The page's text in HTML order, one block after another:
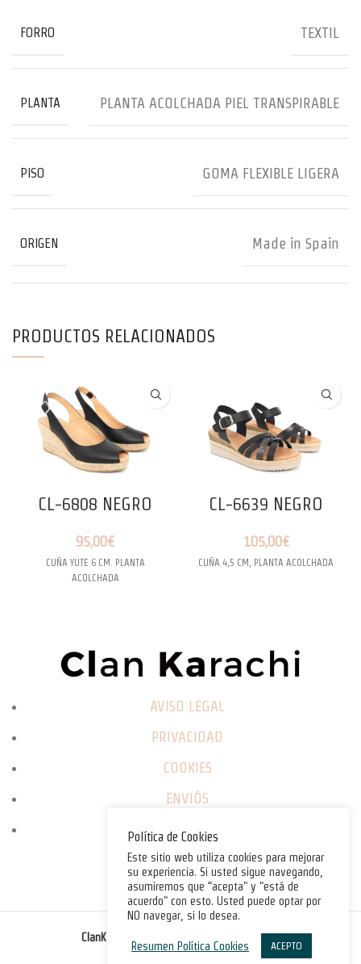
FORRO TEXTIL
PLANTA PLANTA ACOLCHADA PIEL TRANSPIRABLE
PISO GOMA FLEXIBLE LIGERA
ORIGEN Made in Spain
PRODUCTOS RELACIONADOS
CL-6808 NEGRO
95,00€
CUÑA YUTE 6 CM. PLANTA
ACOLCHADA
CL-6639 NEGRO
105,00€
CUÑA 4,5 CM, PLANTA ACOLCHADA
AVISO LEGAL
PRIVACIDAD
COOKIES
ENVIÓS
CAMBIOS / DEVOLUCIONES
ClanKarachi.com . All rights reserved.©
Política de Cookies
Este sitio web utiliza cookies para mejorar
su experiencia. Si usted sigue navegando,
asumiremos que “acepta" y "está de
acuerdo" con esto. Usted puede optar por
NO navegar, si lo desea.
Resumen Política Cookies ACEPTO